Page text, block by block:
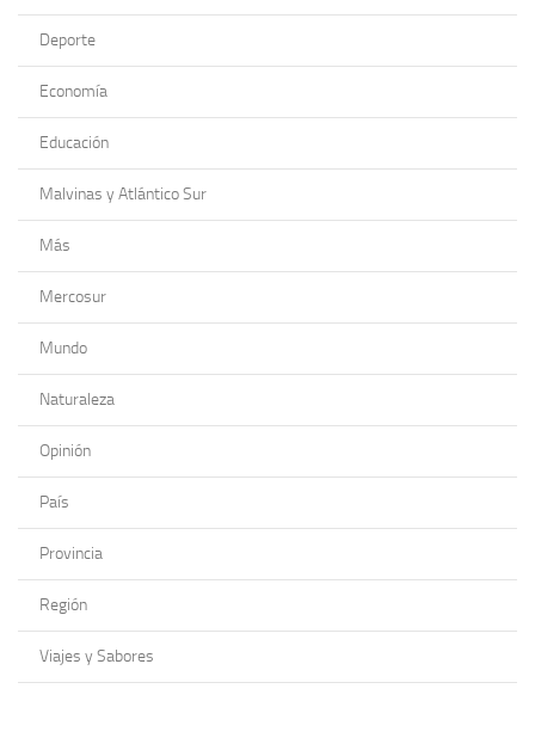
Deporte
Economía
Educación
Malvinas y Atlántico Sur
Más
Mercosur
Mundo
Naturaleza
Opinión
País
Provincia
Región
Viajes y Sabores